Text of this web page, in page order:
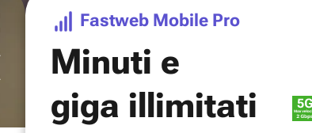
Fastweb Mobile Pro
Minuti e
giga illimitati